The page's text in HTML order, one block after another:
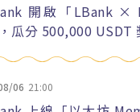
開啟「LBank ×
瓜分 500,000 USDT
06 21:00